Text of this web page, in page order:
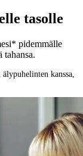
tasolle
pidemmälle
tahansa.
kanssa,